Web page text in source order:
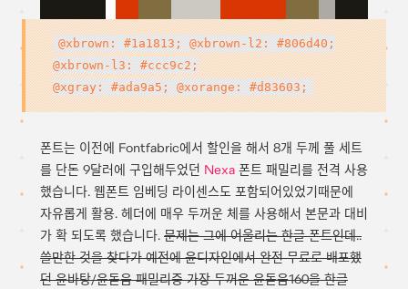
@xbrown: #1a1813; @xbrown-l2: #806d40;
@xbrown-l3: #ccc9c2;
@xgray: #ada9a5; @xorange: #d83603;
폰트는 이전에 Fontfabric에서 할인을 해서 8개 두께 풀 세트
를 단돈 9달러에 구입해두었던 Nexa 폰트 패밀리를 전격 사용
했습니다. 웹폰트 임베딩 라이센스도 포함되어있었기때문에
자유롭게 활용. 헤더에 매우 두꺼운 체를 사용해서 본문과 대비
가 확 되도록 했습니다. 문제는 그에 어울리는 한글 폰트인데..
쓸만한 것을 찾다가 예전에 윤디자인에서 완전 무료로 배포했
던 윤바탕/윤돋움 패밀리중 가장 두꺼운 윤돋움160을 한글